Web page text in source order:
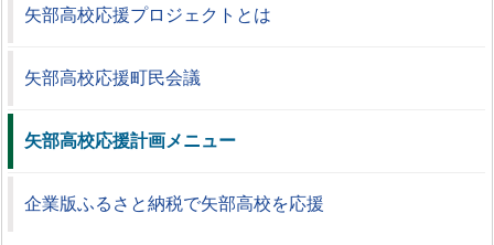
矢部高校応援プロジェクトとは
矢部高校応援町民会議
矢部高校応援計画メニュー
企業版ふるさと納税で矢部高校を応援